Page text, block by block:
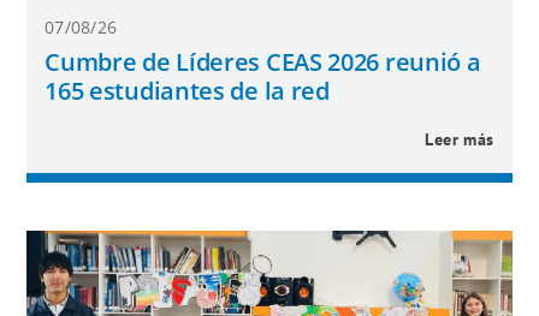
07/08/26
Cumbre de Líderes CEAS 2026 reunió a
165 estudiantes de la red
Leer más